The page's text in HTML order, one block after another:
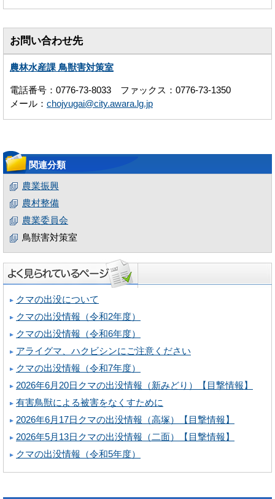
お問い合わせ先
農林水産課 鳥獣害対策室
電話番号：0776-73-8033 ファックス：0776-73-1350
メール： chojyugai@city.awara.lg.jp
関連分類
農業振興
農村整備
農業委員会
鳥獣害対策室
クマの出没について
クマの出没情報（令和2年度）
クマの出没情報（令和6年度）
アライグマ、ハクビシンにご注意ください
クマの出没情報（令和7年度）
2026年6月20日クマの出没情報（新みどり）【目撃情報】
有害鳥獣による被害をなくすために
2026年6月17日クマの出没情報（高塚）【目撃情報】
2026年5月13日クマの出没情報（二面）【目撃情報】
クマの出没情報（令和5年度）